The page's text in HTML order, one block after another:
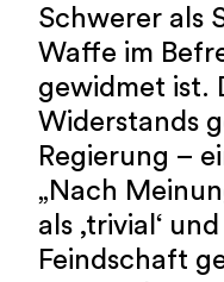
Schwerer als
Waffe im
gewidmet ist.
Widerstands
Regierung –
„Nach
als ‚trivial‘
Feindschaft